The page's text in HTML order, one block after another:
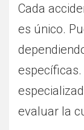
Cada
es único.
evaluar la